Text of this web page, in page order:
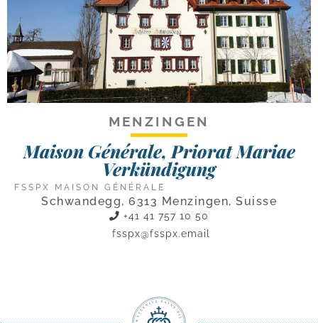
MENZINGEN
Maison Générale, Priorat Mariae
Verkündigung
FSSPX MAISON GÉNÉRALE
Schwandegg, 6313 Menzingen, Suisse
+41 41 757 10 50
fsspx@fsspx.email